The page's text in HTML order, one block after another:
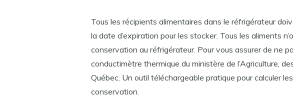
Tous les récipients alimentaires dans le réfrigérateur
la date d’expiration pour les stocker. Tous les aliments
conservation au réfrigérateur. Pour vous assurer de ne
conductimètre thermique du ministère de l’Agriculture,
Québec. Un outil téléchargeable pratique pour calculer
conservation.